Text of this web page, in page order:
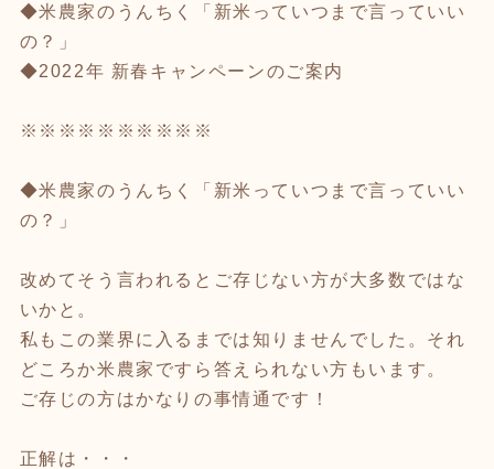
◆米農家のうんちく「新米っていつまで言っていい
の？」
◆2022年 新春キャンペーンのご案内
※※※※※※※※※※
◆米農家のうんちく「新米っていつまで言っていい
の？」
改めてそう言われるとご存じない方が大多数ではな
いかと。
私もこの業界に入るまでは知りませんでした。それ
どころか米農家ですら答えられない方もいます。
ご存じの方はかなりの事情通です！
正解は・・・